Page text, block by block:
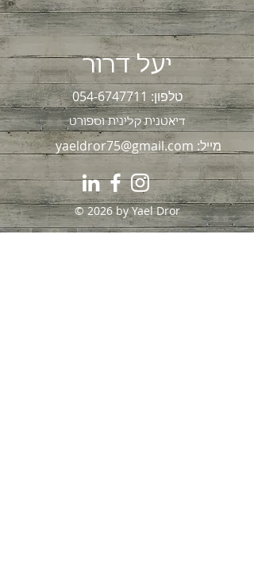
יעל דרור
טלפון:054-6747711
דיאטנית קלינית וספורט
מייל: yaeldror75@gmail.com
© 2026 by Yael Dror